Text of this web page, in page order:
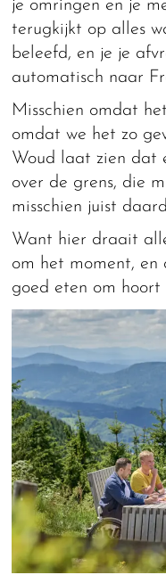
je omringen en je
terugkijkt op alles
beleefd, en je je
automatisch naar
Misschien omdat
omdat we het zo
Woud laat zien dat
over de grens, die
misschien juist
Want hier draait
om het moment,
goed eten om hoort